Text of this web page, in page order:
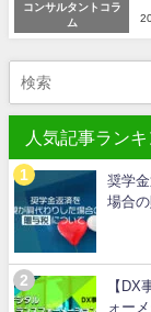
コンサルタントコラ
ム
人気記事ラン
奨学
場合
【DX
ォー